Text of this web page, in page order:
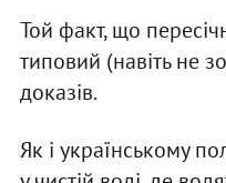
Той факт, що
типовий (навіть не
доказів.
Як і українському